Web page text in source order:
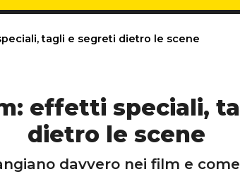
tagli e segreti dietro le scene
effetti speciali,
dietro le scene
davvero nei film e